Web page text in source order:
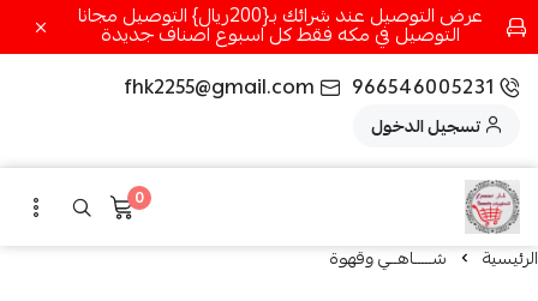
عرض التوصيل عند شرائك بـ{200ريال} التوصيل مجانا
التوصيل في مكه فقط كل اسبوع اصناف جديدة
966546005231
fhk2255@gmail.com
تسجيل الدخول
0
الرئيسية شـــــاهــي وقهوة